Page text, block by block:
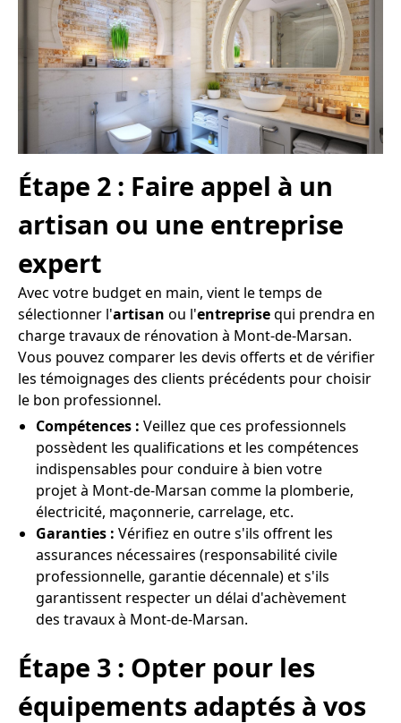
Étape 2 : Faire appel à un
artisan ou une entreprise
expert
Avec votre budget en main, vient le temps de
sélectionner l'artisan ou l'entreprisequi prendra en
charge travaux de rénovation à Mont-de-Marsan.
Vous pouvez comparer les devis offerts et de vérifier
les témoignages des clients précédents pour choisir
le bon professionnel.
Compétences : Veillez que ces professionnels
possèdent les qualifications et les compétences
indispensables pour conduire à bien votre
projet à Mont-de-Marsan comme la plomberie,
électricité, maçonnerie, carrelage, etc.
Garanties : Vérifiez en outre s'ils offrent les
assurances nécessaires (responsabilité civile
professionnelle, garantie décennale) et s'ils
garantissent respecter un délai d'achèvement
des travaux à Mont-de-Marsan.
Étape 3 : Opter pour les
équipements adaptés à vos